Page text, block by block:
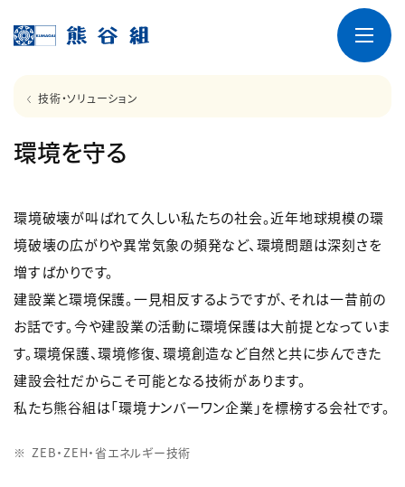
技術・ソリューション
環境を守る
環境破壊が叫ばれて久しい私たちの社会。近年地球規模の環
境破壊の広がりや異常気象の頻発など、環境問題は深刻さを
増すばかりです。
建設業と環境保護。一見相反するようですが、それは一昔前の
お話です。今や建設業の活動に環境保護は大前提となっていま
す。環境保護、環境修復、環境創造など自然と共に歩んできた
建設会社だからこそ可能となる技術があります。
私たち熊谷組は「環境ナンバーワン企業」を標榜する会社です。
ZEB・ZEH・省エネルギー技術